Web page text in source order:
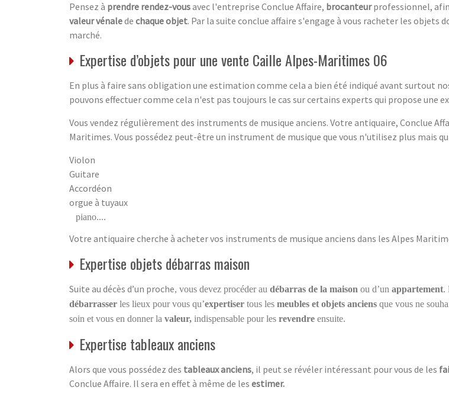
Pensez à prendre rendez-vousavec l'entreprise Conclue Affaire, brocanteurprofessionnel,
valeur vénalede chaque objet. Par la suite conclue affaire s'engage à vous racheter les objets
marché.
Expertise d’objets pour une vente Caille Alpes-Maritimes 06
En plus à faire sans obligation une estimation comme cela a bien été indiqué avant surtout
pouvons effectuer comme cela n'est pas toujours le cas sur certains experts qui propose une
Vous vendez régulièrement des instruments de musique anciens. Votre antiquaire, Conclue
Maritimes. Vous possédez peut-être un instrument de musique que vous n'utilisez plus mais
Violon
Guitare
Accordéon
orgue à tuyaux
piano....
Votre antiquaire cherche à acheter vos instruments de musique anciens dans les Alpes
Expertise objets débarras maison
Suite au décès d’un proche, vous devez procéder au débarras de la maison ou d’un appartement.
débarrasser les lieux pour vous qu’expertiser tous les meubles et objets anciens que vous ne
soin et vous en donner la valeur, indispensable pour les revendre ensuite.
Expertise tableaux anciens
Alors que vous possédez des tableaux anciens, il peut se révéler intéressant pour vous de les
Conclue Affaire. Il sera en effet à même de les estimer.